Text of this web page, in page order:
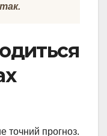
точний прогноз.